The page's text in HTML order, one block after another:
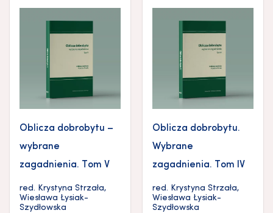
Oblicza dobrobytu –
wybrane
zagadnienia. Tom V
red. Krystyna Strzała,
Wiesława Łysiak-
Szydłowska
Oblicza dobrobytu.
Wybrane
zagadnienia. Tom IV
red. Krystyna Strzała,
Wiesława Łysiak-
Szydłowska